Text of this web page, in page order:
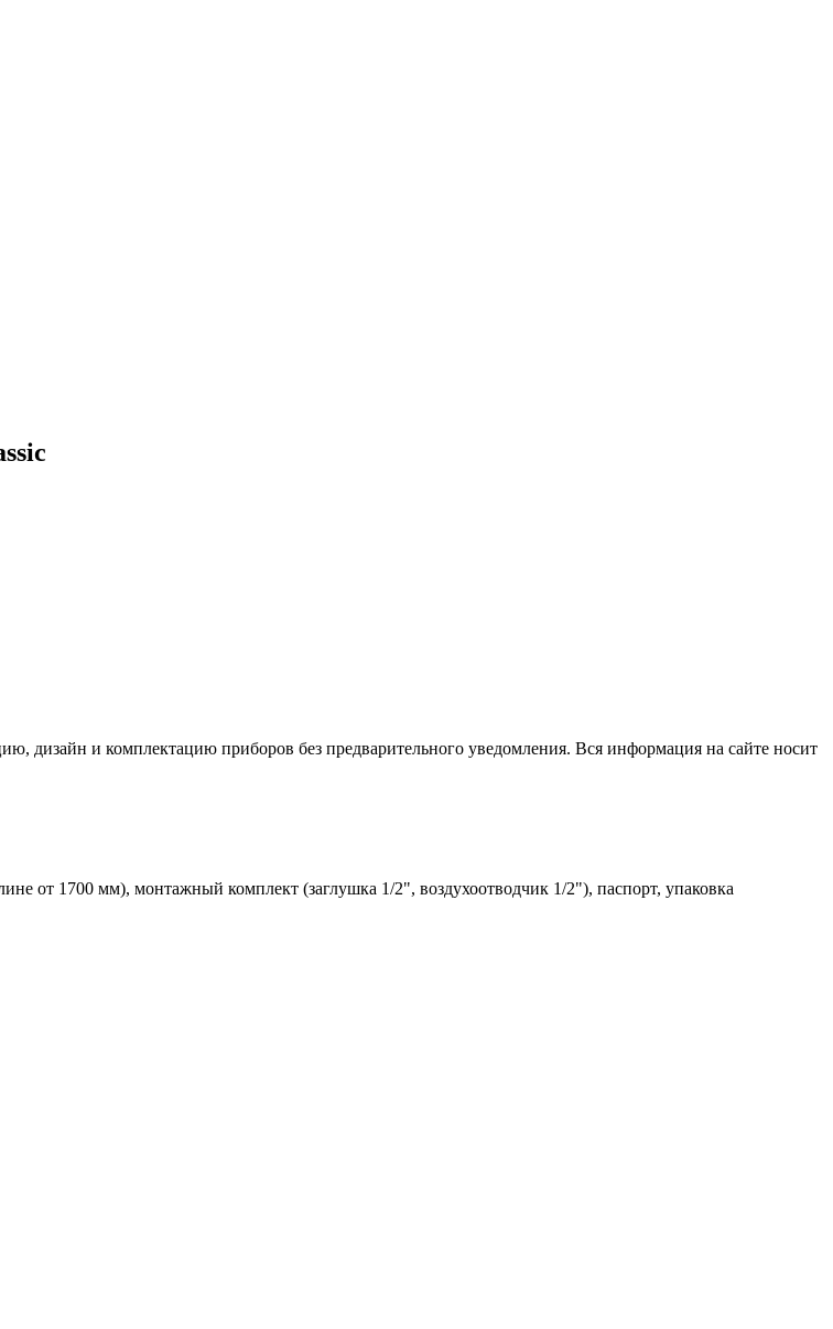
дизайн и комплектацию приборов без предварительного уведомления. Вся информация на сайте носит
от 1700 мм), монтажный комплект (заглушка 1/2", воздухоотводчик 1/2"), паспорт, упаковка